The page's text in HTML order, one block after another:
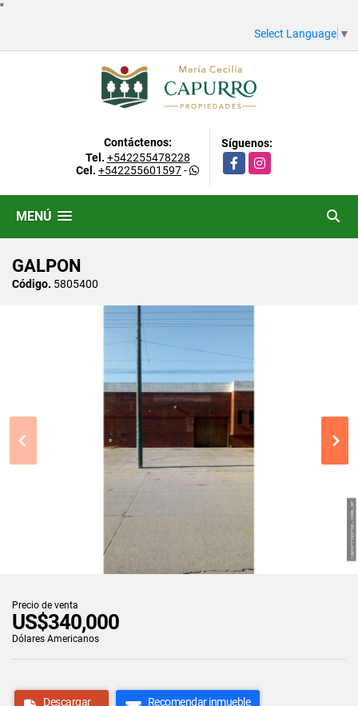
"
Select Language ▼
Contáctenos:
Tel. +542255478228
Cel. +542255601597-
Síguenos:
FacebookInstagram
MENÚ
GALPON
Código. 5805400
Precio de venta
US$340,000
Dólares Americanos
Descargar
Recomendar inmueble